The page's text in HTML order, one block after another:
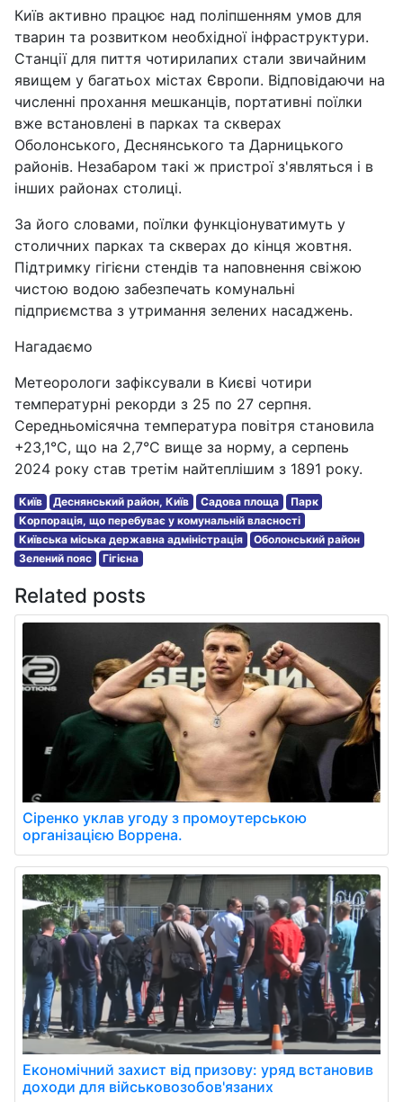
Київ активно працює над поліпшенням умов для
тварин та розвитком необхідної інфраструктури.
Станції для пиття чотирилапих стали звичайним
явищем у багатьох містах Європи. Відповідаючи на
численні прохання мешканців, портативні поїлки
вже встановлені в парках та скверах
Оболонського, Деснянського та Дарницького
районів. Незабаром такі ж пристрої з'являться і в
інших районах столиці.
За його словами, поїлки функціонуватимуть у
столичних парках та скверах до кінця жовтня.
Підтримку гігієни стендів та наповнення свіжою
чистою водою забезпечать комунальні
підприємства з утримання зелених насаджень.
Нагадаємо
Метеорологи зафіксували в Києві чотири
температурні рекорди з 25 по 27 серпня.
Середньомісячна температура повітря становила
+23,1°С, що на 2,7°С вище за норму, а серпень
2024 року став третім найтеплішим з 1891 року.
Київ Деснянський район, Київ Садова площа
Парк
Корпорація, що перебуває у комунальній власності
Київська міська державна адміністрація
Оболонський район
Зелений пояс
Гігієна
Related posts
Сіренко уклав угоду з промоутерською
організацією Воррена.
Економічний захист від призову: уряд встановив
доходи для військовозобов'язаних